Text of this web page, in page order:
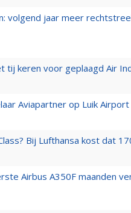
volgend jaar meer
tij keren voor geplaagd Air
Aviapartner op Luik Airport
Bij Lufthansa kost dat
Airbus A350F maanden